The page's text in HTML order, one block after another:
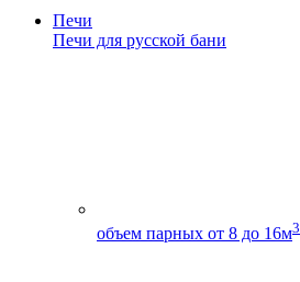
Печи
Печи для русской бани
объем парных от 8 до 16м3